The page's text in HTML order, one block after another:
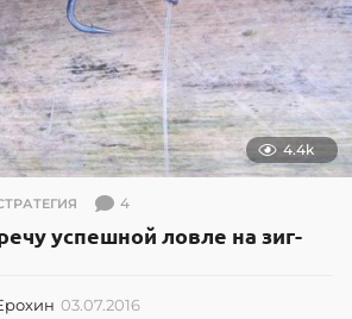
4.4k
4
успешной ловле на зиг-
03.07.2016